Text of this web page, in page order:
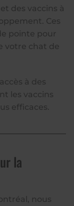
des vaccins à
Ces
pointe pour
votre chat de
à des
les vaccins
efficaces.
la
nous